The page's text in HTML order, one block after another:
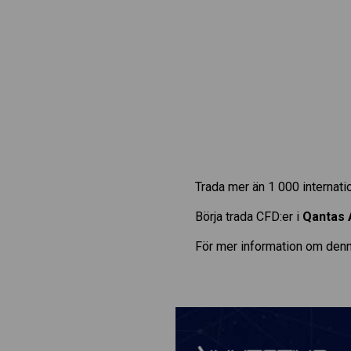
Trada mer än 1 000
Börja trada CFD:er i Qantas
För mer information om